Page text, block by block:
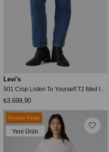
Levi's
₺3.699,90
Ücretsiz Kargo
Yeni Ürün